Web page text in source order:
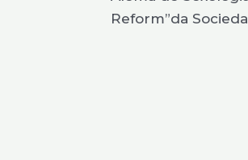
Reform”da